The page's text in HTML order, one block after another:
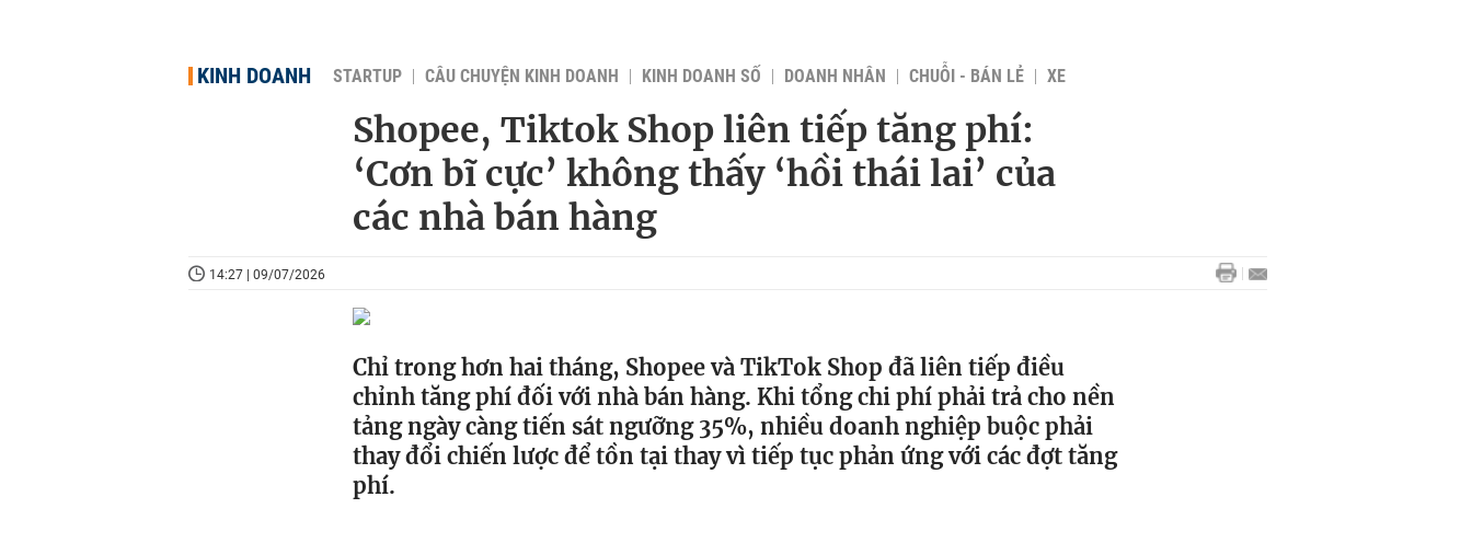
KINH DOANH STARTUP CÂU CHUYỆN KINH DOANH KINH DOANH SỐ DOANH NHÂN CHUỖI - BÁN LẺ XE
Shopee, Tiktok Shop liên tiếp tăng phí:
‘Cơn bĩ cực’ không thấy ‘hồi thái lai’ của
các nhà bán hàng
14:27 | 09/07/2026
Chỉ trong hơn hai tháng, Shopee và TikTok Shop đã liên tiếp điều
chỉnh tăng phí đối với nhà bán hàng. Khi tổng chi phí phải trả cho nền
tảng ngày càng tiến sát ngưỡng 35%, nhiều doanh nghiệp buộc phải
thay đổi chiến lược để tồn tại thay vì tiếp tục phản ứng với các đợt tăng
phí.